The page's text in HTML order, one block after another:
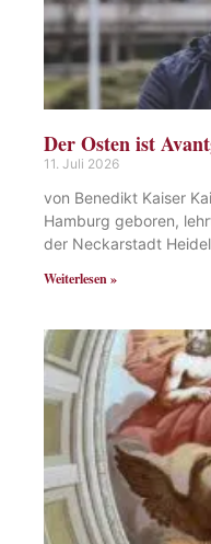
Der Osten ist
11. Juli 2026
von Benedikt Kaiser
Hamburg geboren,
der Neckarstadt
Weiterlesen »